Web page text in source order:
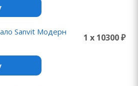
Sanvit Модерн
1 x 10300 ₽